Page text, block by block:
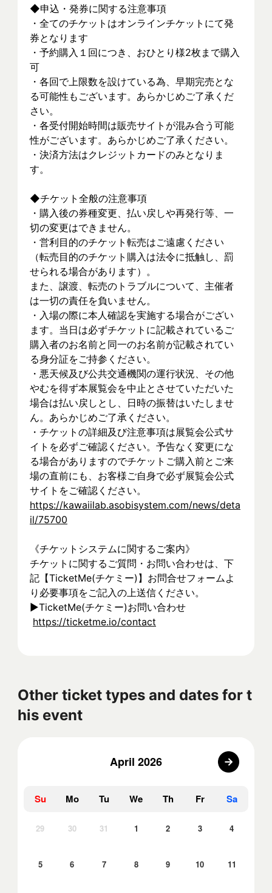
◆申込・発券に関する注意事項
・全てのチケットはオンラインチケットにて発
券となります
・予約購入１回につき、おひとり様2枚まで購入
可
・各回で上限数を設けている為、早期完売とな
る可能性もございます。あらかじめご了承くだ
さい。
・各受付開始時間は販売サイトが混み合う可能
性がございます。あらかじめご了承ください。
・決済方法はクレジットカードのみとなりま
す。
◆チケット全般の注意事項
・購入後の券種変更、払い戻しや再発行等、一
切の変更はできません。
・営利目的のチケット転売はご遠慮ください
（転売目的のチケット購入は法令に抵触し、罰
せられる場合があります）。
また、譲渡、転売のトラブルについて、主催者
は一切の責任を負いません。
・入場の際に本人確認を実施する場合がござい
ます。当日は必ずチケットに記載されているご
購入者のお名前と同一のお名前が記載されてい
る身分証をご持参ください。
・悪天候及び公共交通機関の運行状況、その他
やむを得ず本展覧会を中止とさせていただいた
場合は払い戻しとし、日時の振替はいたしませ
ん。あらかじめご了承ください。
・チケットの詳細及び注意事項は展覧会公式サ
イトを必ずご確認ください。予告なく変更にな
る場合がありますのでチケットご購入前とご来
場の直前にも、お客様ご自身で必ず展覧会公式
サイトをご確認ください。
https://kawaiilab.asobisystem.com/news/deta
il/75700
《チケットシステムに関するご案内》
チケットに関するご質問・お問い合わせは、下
記【TicketMe(チケミー)】お問合せフォームよ
り必要事項をご記入の上送信ください。
▶︎TicketMe(チケミー)お問い合わせ
https://ticketme.io/contact
Other ticket types and dates for t
his event
April 2026
Su Mo Tu We Th Fr Sa
29 30 31 1 2 3 4
5 6 7 8 9 10 11